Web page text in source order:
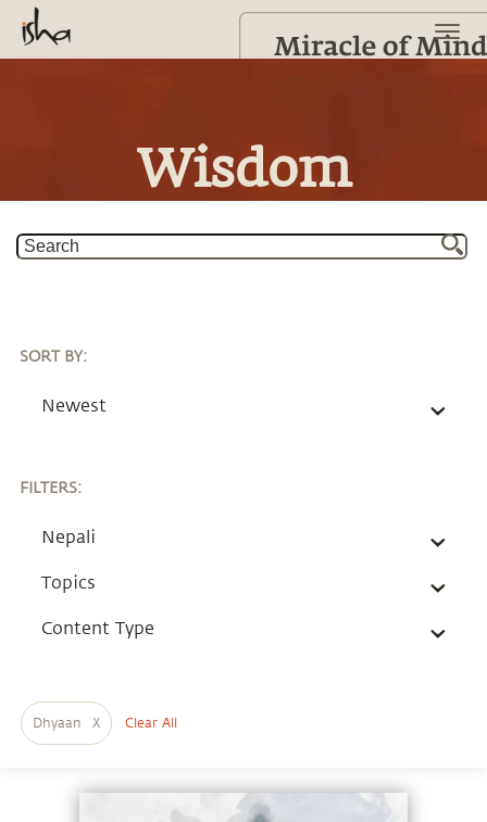
Wisdom
FILTERS:
Nepali
Topics
Content Type
SORT BY:
Newest
Dhyaan X Clear All